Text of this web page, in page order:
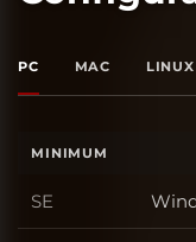
PC MAC LINUX
MINIMUM
SE SE